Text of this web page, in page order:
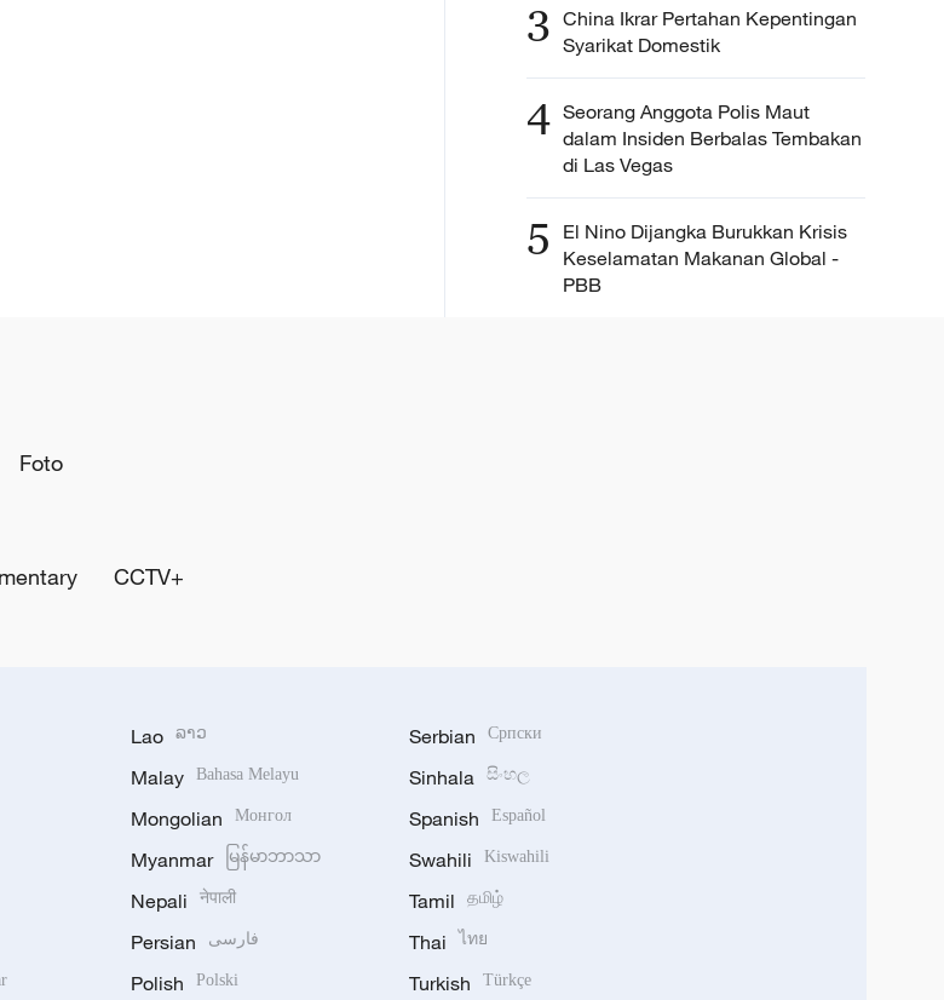
3 China Ikrar Pertahan Kepentingan
Syarikat Domestik
4 Seorang Anggota Polis Maut
dalam Insiden Berbalas Tembakan
di Las Vegas
5
El Nino Dijangka Burukkan Krisis
Keselamatan Makanan Global -
PBB
Foto
CCTV+
Lao ລາວ
Malay Bahasa Melayu
Mongolian Монгол
Myanmar မြန်မာဘာသာ
Nepali नेपाली
Persian فارسی
Polish Polski
Serbian Српски
Sinhala සිංහල
Spanish Español
Swahili Kiswahili
Tamil தமிழ்
Thai ไทย
Turkish Türkçe